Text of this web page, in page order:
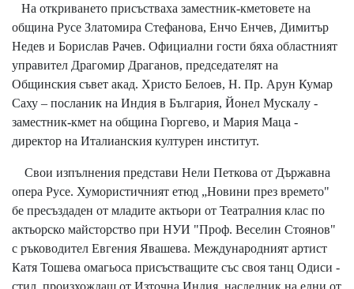
На откриването присъстваха заместник-кметовете на
община Русе Златомира Стефанова, Енчо Енчев, Димитър
Недев и Борислав Рачев. Официални гости бяха областният
управител Драгомир Драганов, председателят на
Общинския съвет акад. Христо Белоев, Н. Пр. Арун Кумар
Саху – посланик на Индия в България, Йонел Мускалу -
заместник-кмет на община Гюргево, и Мария Маца -
директор на Италианския културен институт.
Свои изпълнения представи Нели Петкова от Държавна
опера Русе. Хумористичният етюд „Новини през времето"
бе пресъздаден от младите актьори от Театралния клас по
актьорско майсторство при НУИ "Проф. Веселин Стоянов"
с ръководител Евгения Явашева. Международният артист
Катя Тошева омагьоса присъстващите със своя танц Одиси -
стил, произхождащ от Източна Индия, наследник на едни от